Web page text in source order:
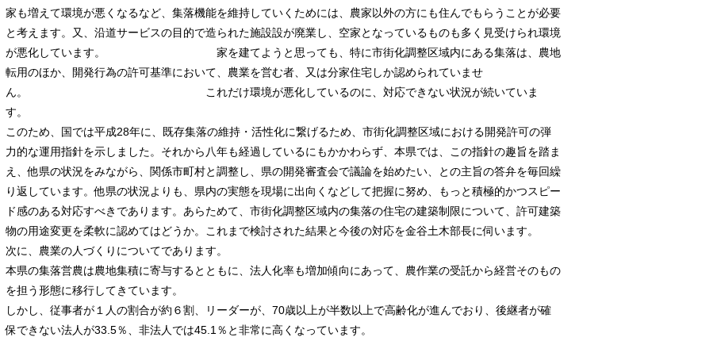
家も増えて環境が悪くなるなど、集落機能を維持していくためには、農家以外の方にも住んでもらうことが必要
と考えます。又、沿道サービスの目的で造られた施設設が廃業し、空家となっているものも多く見受けられ環境
が悪化しています。 家を建てようと思っても、特に市街化調整区域内にある集落は、農地
転用のほか、開発行為の許可基準において、農業を営む者、又は分家住宅しか認められていませ
ん。 これだけ環境が悪化しているのに、対応できない状況が続いていま
す。
このため、国では平成28年に、既存集落の維持・活性化に繋げるため、市街化調整区域における開発許可の弾
力的な運用指針を示しました。それから八年も経過しているにもかかわらず、本県では、この指針の趣旨を踏ま
え、他県の状況をみながら、関係市町村と調整し、県の開発審査会で議論を始めたい、との主旨の答弁を毎回繰
り返しています。他県の状況よりも、県内の実態を現場に出向くなどして把握に努め、もっと積極的かつスピー
ド感のある対応すべきであります。あらためて、市街化調整区域内の集落の住宅の建築制限について、許可建築
物の用途変更を柔軟に認めてはどうか。これまで検討された結果と今後の対応を金谷土木部長に伺います。
次に、農業の人づくりについてであります。
本県の集落営農は農地集積に寄与するとともに、法人化率も増加傾向にあって、農作業の受託から経営そのもの
を担う形態に移行してきています。
しかし、従事者が１人の割合が約６割、リーダーが、70歳以上が半数以上で高齢化が進んでおり、後継者が確
保できない法人が33.5％、非法人では45.1％と非常に高くなっています。